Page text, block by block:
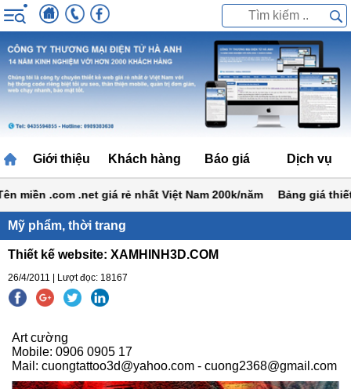
Giới thiệu Khách hàng Báo giá Dịch vụ
miền .com .net giá rẻ nhất Việt Nam 200k/năm Bảng giá thiết
Mỹ phẩm, thời trang
Thiết kế website: XAMHINH3D.COM
26/4/2011 | Lượt đọc: 18167
Art cường
Mobile: 0906 0905 17
Mail: cuongtattoo3d@yahoo.com - cuong2368@gmail.com